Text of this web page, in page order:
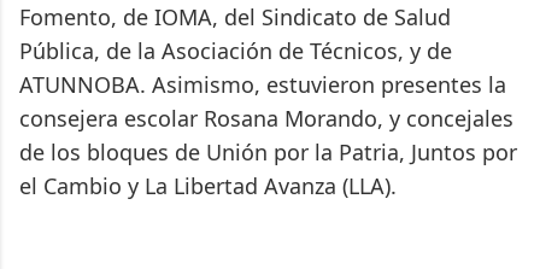
Fomento, de IOMA, del Sindicato de Salud
Pública, de la Asociación de Técnicos, y de
ATUNNOBA. Asimismo, estuvieron presentes la
consejera escolar Rosana Morando, y concejales
de los bloques de Unión por la Patria, Juntos por
el Cambio y La Libertad Avanza (LLA).